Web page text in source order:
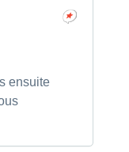
ensuite